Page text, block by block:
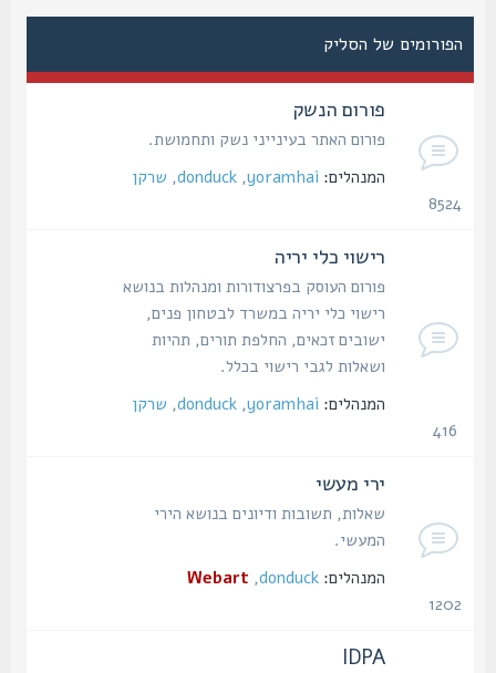
הפורומים של הסליק
פורום הנשק
פורום האתר בעינייני נשק ותחמושת.
המנהלים: yoramhai
,
donduck
,שרקן
8524
רישוי כלי יריה
פורום העוסק בפרצודורות ומנהלות בנושא
רישוי כלי יריה במשרד לבטחון פנים,
ישובים זכאים, החלפת תורים, תהיות
ושאלות לגבי רישוי בכלל.
המנהלים: yoramhai
,
donduck
,שרקן
ירי מעשי
שאלות, תשובות ודיונים בנושא הירי
המעשי.
המנהלים: donduck
,
Webart
IDPA